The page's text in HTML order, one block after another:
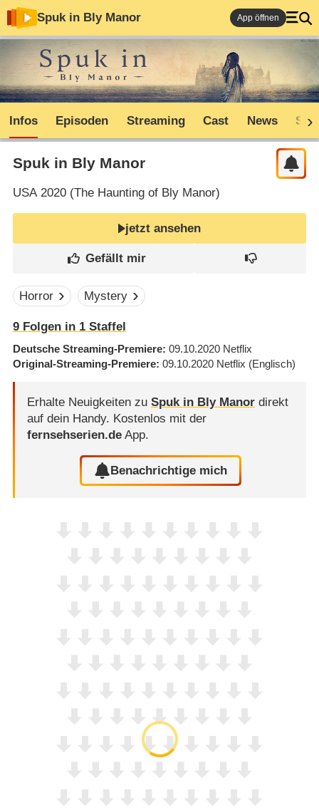
Spuk in Bly Manor App öffnen
Infos Episoden Streaming Cast News
Spuk in Bly Manor
USA2020 (The Haunting of Bly Manor)
jetzt ansehen
Horror Mystery
9Folgen in 1Staffel
Deutsche Streaming-Premiere 09.10.2020 Netflix
Original-Streaming-Premiere 09.10.2020 Netflix (Englisch)
Erhalte Neuigkeiten zu Spuk in Bly Manordirekt
auf dein Handy. Kostenlos mit der
fernsehserien.deApp.
Benachrichtige mich